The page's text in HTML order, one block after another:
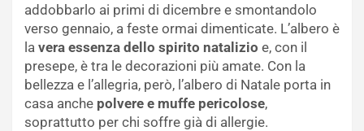
addobbarlo ai primi di dicembre e smontandolo
verso gennaio, a feste ormai dimenticate. L’albero è
la vera essenza dello spirito natalizio e, con il
presepe, è tra le decorazioni più amate. Con la
bellezza e l’allegria, però, l’albero di Natale porta in
casa anche polvere e muffe pericolose,
soprattutto per chi soffre già di allergie.